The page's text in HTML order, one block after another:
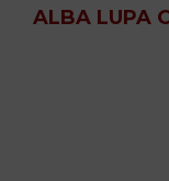
ALBA LUPA